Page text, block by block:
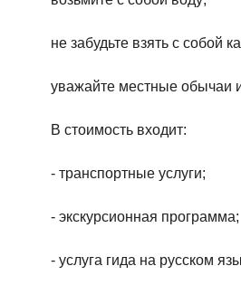
не забудьте взять с собой
уважайте местные обычаи
В стоимость входит:
- транспортные услуги;
- экскурсионная программа;
- услуга гида на русском